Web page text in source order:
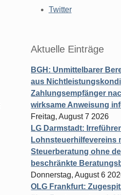
Twitter
Aktuelle Einträge
BGH: Unmittelbarer
aus
Zahlungsempfänger
wirksame Anweisung
Freitag, August 7 2026
LG Darmstadt:
Lohnsteuerhilfevereins
Steuerberatung ohne
beschränkte
Donnerstag, August 6
OLG Frankfurt: